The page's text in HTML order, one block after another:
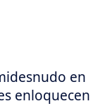
en
enloquecen